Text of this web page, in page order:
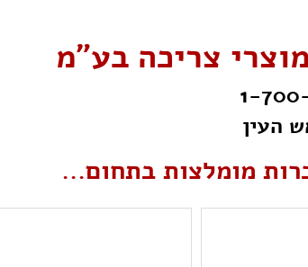
צריכה בע"מ
1-
העין
מומלצות בתחום...